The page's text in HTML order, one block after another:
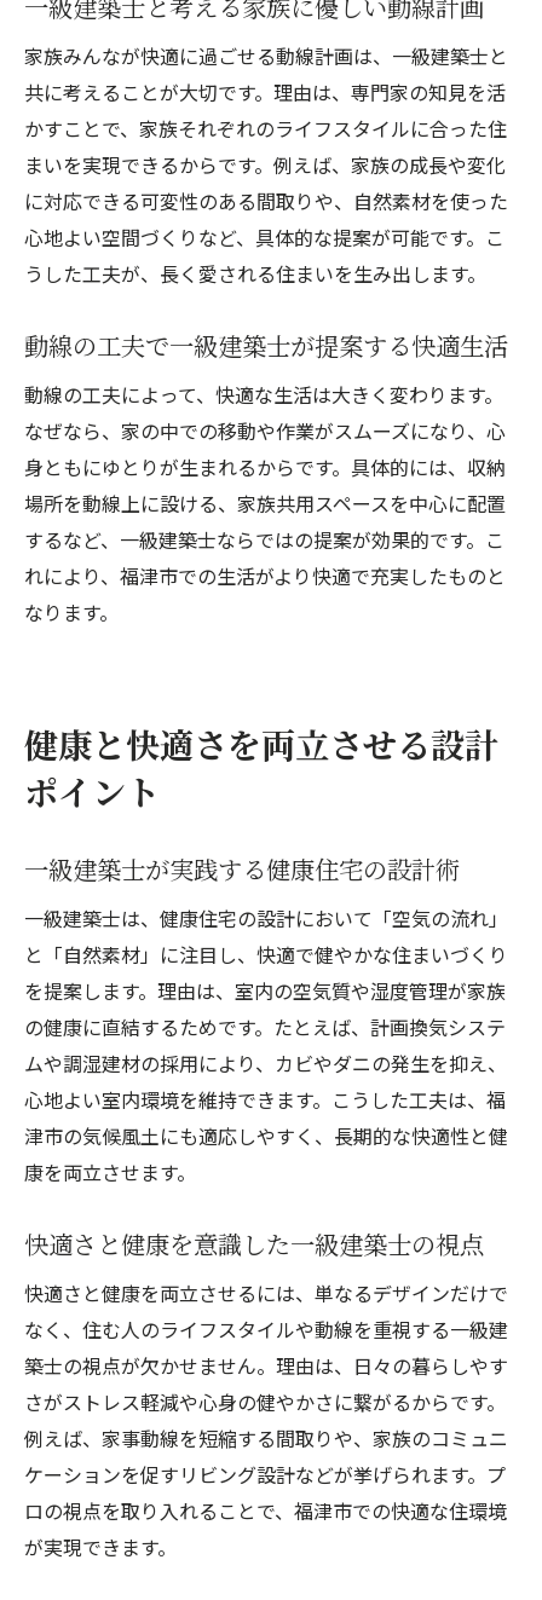
家族みんなが快適に過ごせる動線計画は、一級建築士と
共に考えることが大切です。理由は、専門家の知見を活
かすことで、家族それぞれのライフスタイルに合った住
まいを実現できるからです。例えば、家族の成長や変化
に対応できる可変性のある間取りや、自然素材を使った
心地よい空間づくりなど、具体的な提案が可能です。こ
うした工夫が、長く愛される住まいを生み出します。
動線の工夫で一級建築士が提案する快適生活
動線の工夫によって、快適な生活は大きく変わります。
なぜなら、家の中での移動や作業がスムーズになり、心
身ともにゆとりが生まれるからです。具体的には、収納
場所を動線上に設ける、家族共用スペースを中心に配置
するなど、一級建築士ならではの提案が効果的です。こ
れにより、福津市での生活がより快適で充実したものと
なります。
健康と快適さを両立させる設計
ポイント
一級建築士が実践する健康住宅の設計術
一級建築士は、健康住宅の設計において「空気の流れ」
と「自然素材」に注目し、快適で健やかな住まいづくり
を提案します。理由は、室内の空気質や湿度管理が家族
の健康に直結するためです。たとえば、計画換気システ
ムや調湿建材の採用により、カビやダニの発生を抑え、
心地よい室内環境を維持できます。こうした工夫は、福
津市の気候風土にも適応しやすく、長期的な快適性と健
康を両立させます。
快適さと健康を意識した一級建築士の視点
快適さと健康を両立させるには、単なるデザインだけで
なく、住む人のライフスタイルや動線を重視する一級建
築士の視点が欠かせません。理由は、日々の暮らしやす
さがストレス軽減や心身の健やかさに繋がるからです。
例えば、家事動線を短縮する間取りや、家族のコミュニ
ケーションを促すリビング設計などが挙げられます。プ
ロの視点を取り入れることで、福津市での快適な住環境
が実現できます。